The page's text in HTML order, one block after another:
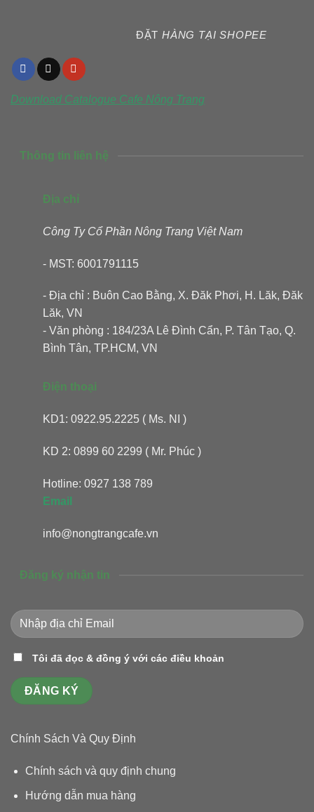
ĐẶT HÀNG TẠI SHOPEE
Download Catalogue Cafe Nông Trang
Thông tin liên hệ
Địa chỉ
Công Ty Cổ Phần Nông Trang Việt Nam
- MST: 6001791115
- Địa chỉ : Buôn Cao Bằng, X. Đăk Phơi, H. Lăk, Đăk
Lăk, VN
- Văn phòng : 184/23A Lê Đình Cẩn, P. Tân Tạo, Q.
Bình Tân, TP.HCM, VN
Điện thoại
KD1: 0922.95.2225 ( Ms. NI )
KD 2: 0899 60 2299 ( Mr. Phúc )
Hotline: 0927 138 789
Email
info@nongtrangcafe.vn
Đăng ký nhận tin
Tôi đã đọc & đồng ý với các điều khoản
Chính Sách Và Quy Định
Chính sách và quy định chung
Hướng dẫn mua hàng